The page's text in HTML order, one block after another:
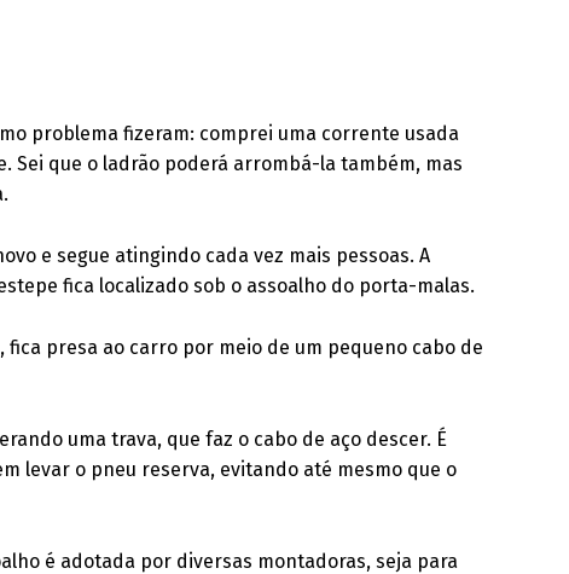
problema fizeram: comprei uma corrente usada
Sei que o ladrão poderá arrombá-la também, mas
e segue atingindo cada vez mais pessoas. A
fica localizado sob o assoalho do porta-malas.
presa ao carro por meio de um pequeno cabo de
uma trava, que faz o cabo de aço descer. É
levar o pneu reserva, evitando até mesmo que o
é adotada por diversas montadoras, seja para